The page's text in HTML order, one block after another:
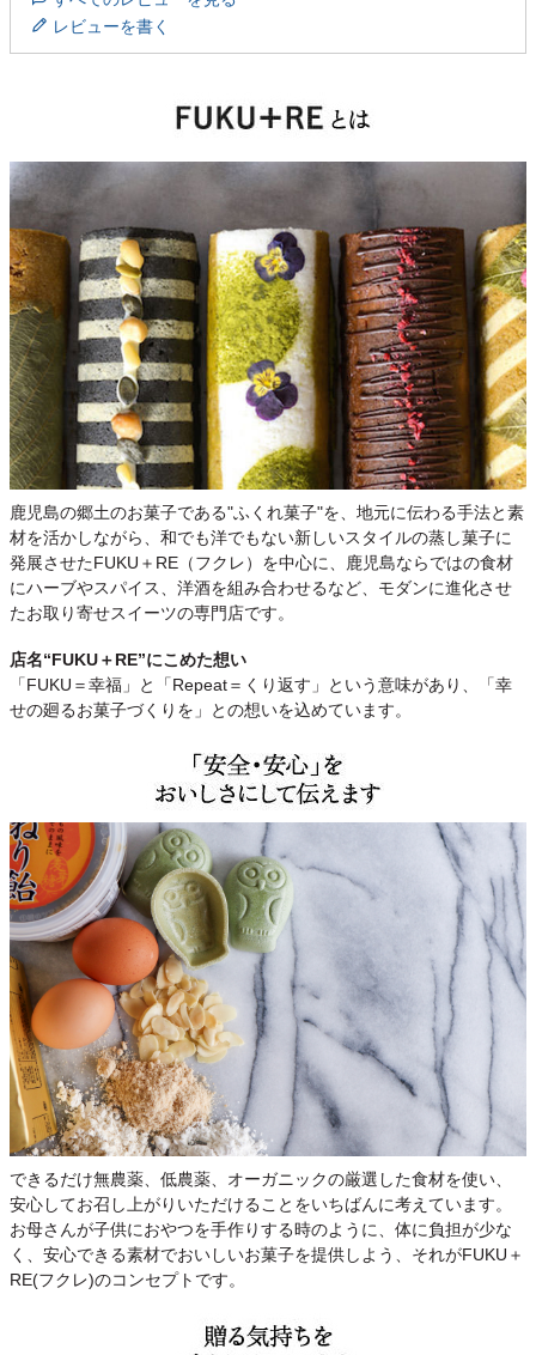
レビューを書く
鹿児島の郷土のお菓子である"ふくれ菓子"を、地元に伝わる手法と素
材を活かしながら、和でも洋でもない新しいスタイルの蒸し菓子に
発展させたFUKU＋RE（フクレ）を中心に、鹿児島ならではの食材
にハーブやスパイス、洋酒を組み合わせるなど、モダンに進化させ
たお取り寄せスイーツの専門店です。
店名“FUKU＋RE”にこめた想い
「FUKU＝幸福」と「Repeat＝くり返す」という意味があり、「幸
せの廻るお菓子づくりを」との想いを込めています。
できるだけ無農薬、低農薬、オーガニックの厳選した食材を使い、
安心してお召し上がりいただけることをいちばんに考えています。
お母さんが子供におやつを手作りする時のように、体に負担が少な
く、安心できる素材でおいしいお菓子を提供しよう、それがFUKU＋
RE(フクレ)のコンセプトです。